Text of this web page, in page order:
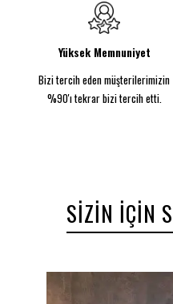
hazırlanmıştır
Kurulum:
Vida kiti ile kolay
hızlı yerleştirme imkanı.
"This Must Be The
ölümsüzleştirin!
Yüksek Memnuniyet
Bizi tercih eden müşterilerimizin
%90'ı tekrar bizi tercih etti.
SIZIN İÇIN